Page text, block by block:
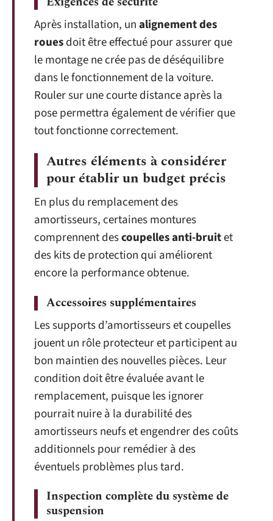
Après installation, unalignement des
rouesdoit être effectué pour assurer que
le montage ne crée pas de déséquilibre
dans le fonctionnement de la voiture.
Rouler sur une courte distance après la
pose permettra également de vérifier que
tout fonctionne correctement.
Autres éléments à considérer
pour établir un budget précis
En plus du remplacement des
amortisseurs, certaines montures
comprennent descoupelles anti-bruitet
des kits de protection qui améliorent
encore la performance obtenue.
Accessoires supplémentaires
Les supports d’amortisseurs et coupelles
jouent un rôle protecteur et participent au
bon maintien des nouvelles pièces. Leur
condition doit être évaluée avant le
remplacement, puisque les ignorer
pourrait nuire à la durabilité des
amortisseurs neufs et engendrer des coûts
additionnels pour remédier à des
éventuels problèmes plus tard.
Inspection complète du système de
suspension